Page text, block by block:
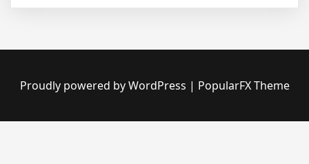
Proudly powered by WordPress | PopularFX Theme